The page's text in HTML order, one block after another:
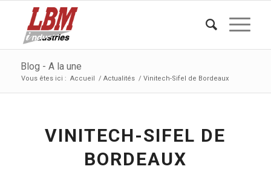
Blog - A la une
Vous êtes ici : Accueil / Actualités / Vinitech-Sifel de Bordeaux
VINITECH-SIFEL DE
BORDEAUX